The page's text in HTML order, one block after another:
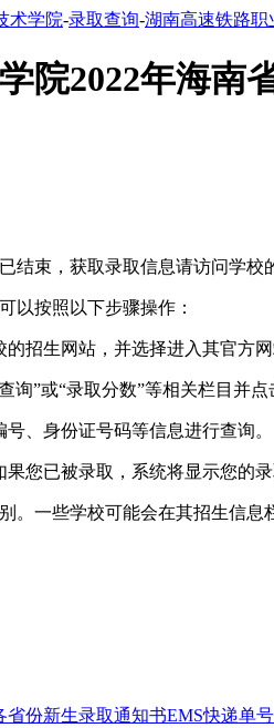
术学院-录取查询-湖南高速铁路职
院2022年海南
结束，获取录取信息请访问学校
以按照以下步骤操作：
招生网站，并选择进入其官方网
”或“录取分数”等相关栏目并点
、身份证号码等信息进行查询。
您已被录取，系统将显示您的
。一些学校可能会在其招生信
份新生录取通知书EMS快递单号